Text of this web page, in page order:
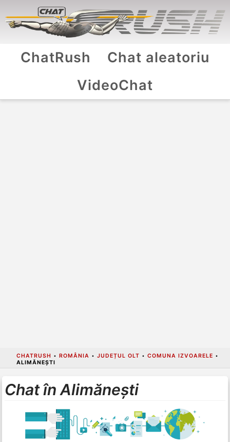
ChatRush
Chat aleatoriu
VideoChat
CHATRUSH • ROMÂNIA • JUDEȚUL OLT • COMUNA IZVOARELE •
ALIMĂNEȘTI
Chat în Alimănești